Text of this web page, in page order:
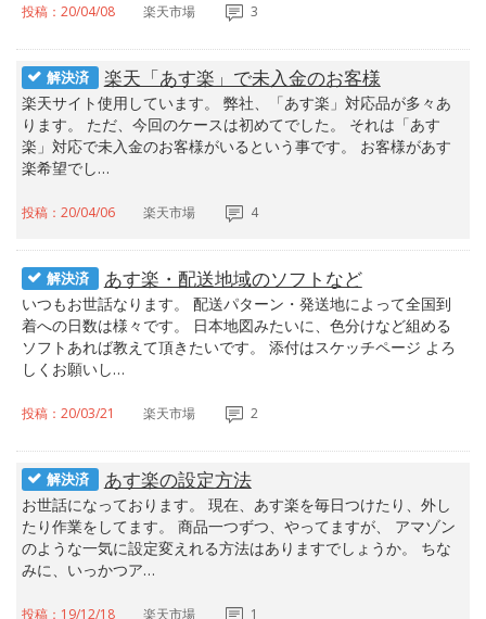
投稿：20/04/08 楽天市場 3
解決済 楽天「あす楽」で未入金のお客様
楽天サイト使用しています。 弊社、「あす楽」対応品が多々あ
ります。 ただ、今回のケースは初めてでした。 それは「あす
楽」対応で未入金のお客様がいるという事です。 お客様があす
楽希望でし…
投稿：20/04/06 楽天市場 4
解決済 あす楽・配送地域のソフトなど
いつもお世話なります。 配送パターン・発送地によって全国到
着への日数は様々です。 日本地図みたいに、色分けなど組める
ソフトあれば教えて頂きたいです。 添付はスケッチページ よろ
しくお願いし…
投稿：20/03/21 楽天市場 2
解決済 あす楽の設定方法
お世話になっております。 現在、あす楽を毎日つけたり、外し
たり作業をしてます。 商品一つずつ、やってますが、 アマゾン
のような一気に設定変えれる方法はありますでしょうか。 ちな
みに、いっかつア…
投稿：19/12/18 楽天市場 1